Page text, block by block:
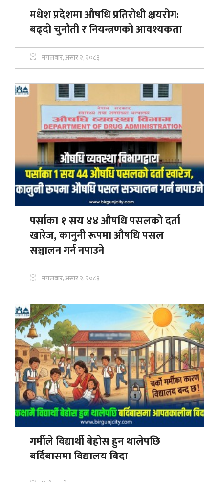
मधेश प्रदेशमा औषधि प्रतिरोधी क्षयरोग:
बढ्दो चुनौती र नियन्त्रणको आवश्यकता
मंगलबार, असार २, २०८३
पर्साका १ सय ४४ औषधि पसलको दर्ता
खारेज, कानुनी रूपमा औषधि पसल
सञ्चालन गर्न नपाउने
मंगलबार, असार २, २०८३
गर्मीले विद्यार्थी बेहोस हुन थालेपछि
बर्दिबासमा विद्यालय बिदा